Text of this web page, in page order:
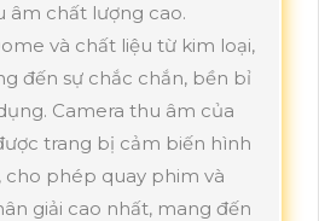
âm chất lượng cao.
và chất liệu từ kim loại,
đến sự chắc chắn, bền bỉ
Camera thu âm của
trang bị cảm biến hình
cho phép quay phim và
giải cao nhất, mang đến